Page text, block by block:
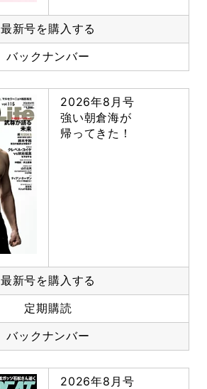
最新号を購入する
バックナンバー
2026年8月号
強い朝倉海が
帰ってきた！
最新号を購入する
定期購読
バックナンバー
2026年8月号